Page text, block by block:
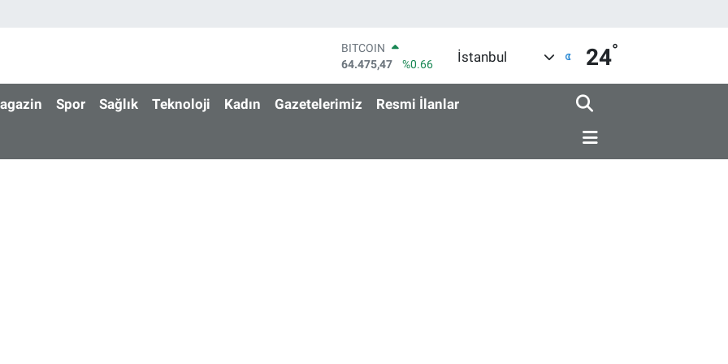
BITCOIN
64.475,47
%0.66
47,5971
%0.05
EURO
64,2534
%0.22
İstanbul 24°
Spor Sağlık Teknoloji Kadın Gazetelerimiz Resmi İlanlar